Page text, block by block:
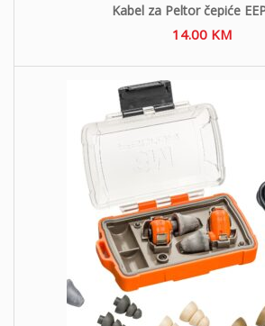
Kabel za Peltor čepiće
14.00 KM